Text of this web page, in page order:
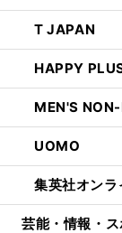
T JAPAN
HAPPY
MEN'S
UOMO
集英社オンラ
芸能・情報・ス